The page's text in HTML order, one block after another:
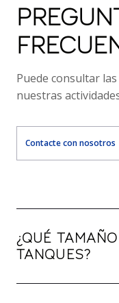
Puede consultar
nuestras
Contacte con nosotros
¿QUÉ
TANQUES?